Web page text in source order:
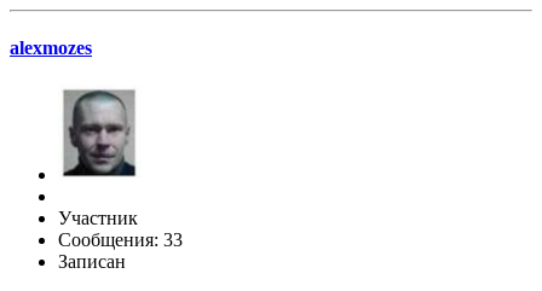
alexmozes
Участник
Сообщения: 33
Записан